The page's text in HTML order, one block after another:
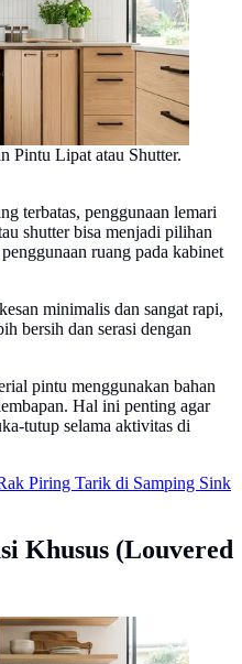
Pintu Lipat atau Shutter.
terbatas, penggunaan lemari
shutter bisa menjadi pilihan
ruang pada kabinet
minimalis dan sangat rapi,
bersih dan serasi dengan
pintu menggunakan bahan
Hal ini penting agar
tutup selama aktivitas di
Piring Tarik di Samping Sink
Khusus (Louvered